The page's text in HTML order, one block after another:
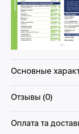
Основные
Отзывы (0)
Оплата та